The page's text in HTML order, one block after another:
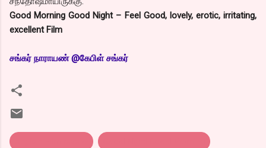
Good Morning Good Night – Feel Good, lovely, erotic, irritating,
excellent Film
சங்கர் நாராயண் @கேபிள் சங்கர்